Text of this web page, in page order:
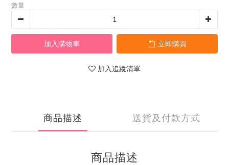
數量
加入購物車 立即購買
加入追蹤清單
商品描述 送貨及付款方式
商品描述